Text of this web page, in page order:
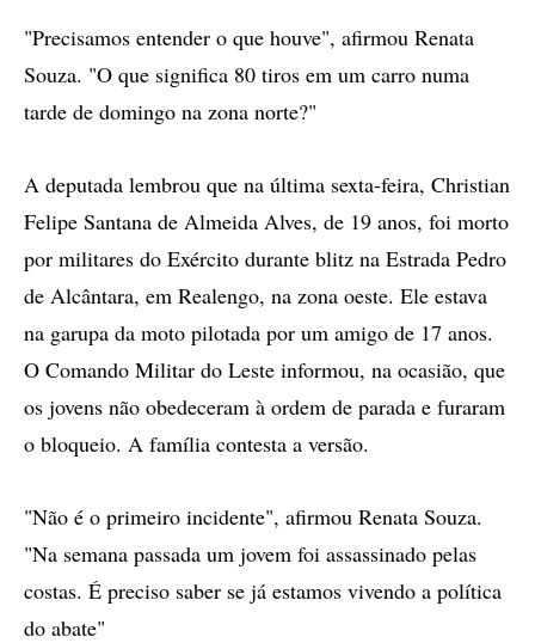
"Precisamos entender o que houve", afirmou Renata
Souza. "O que significa 80 tiros em um carro numa
tarde de domingo na zona norte?"
A deputada lembrou que na última sexta-feira, Christian
Felipe Santana de Almeida Alves, de 19 anos, foi morto
por militares do Exército durante blitz na Estrada Pedro
de Alcântara, em Realengo, na zona oeste. Ele estava
na garupa da moto pilotada por um amigo de 17 anos.
O Comando Militar do Leste informou, na ocasião, que
os jovens não obedeceram à ordem de parada e furaram
o bloqueio. A família contesta a versão.
"Não é o primeiro incidente", afirmou Renata Souza.
"Na semana passada um jovem foi assassinado pelas
costas. É preciso saber se já estamos vivendo a política
do abate"